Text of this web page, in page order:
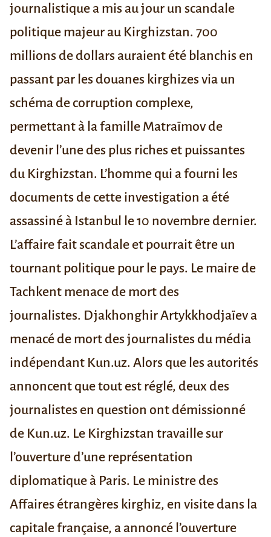
journalistique a mis au jour un scandale
politique majeur au Kirghizstan. 700
millions de dollars auraient été blanchis en
passant par les douanes kirghizes via un
schéma de corruption complexe,
permettant à la famille Matraïmov de
devenir l’une des plus riches et puissantes
du Kirghizstan. L’homme qui a fourni les
documents de cette investigation a été
assassiné à Istanbul le 10 novembre dernier.
L’affaire fait scandale et pourrait être un
tournant politique pour le pays. Le maire de
Tachkent menace de mort des
journalistes. Djakhonghir Artykkhodjaïev a
menacé de mort des journalistes du média
indépendant Kun.uz. Alors que les autorités
annoncent que tout est réglé, deux des
journalistes en question ont démissionné
de Kun.uz. Le Kirghizstan travaille sur
l’ouverture d’une représentation
diplomatique à Paris. Le ministre des
Affaires étrangères kirghiz, en visite dans la
capitale française, a annoncé l’ouverture